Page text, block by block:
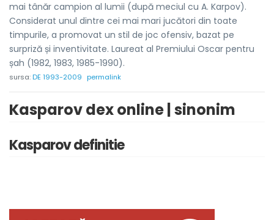
mai tânăr campion al lumii (după meciul cu A. Karpov).
Considerat unul dintre cei mai mari jucători din toate
timpurile, a promovat un stil de joc ofensiv, bazat pe
surpriză și inventivitate. Laureat al Premiului Oscar pentru
șah (1982, 1983, 1985-1990).
sursa:DE 1993-2009 permalink
Kasparov dex online | sinonim
Kasparov definitie